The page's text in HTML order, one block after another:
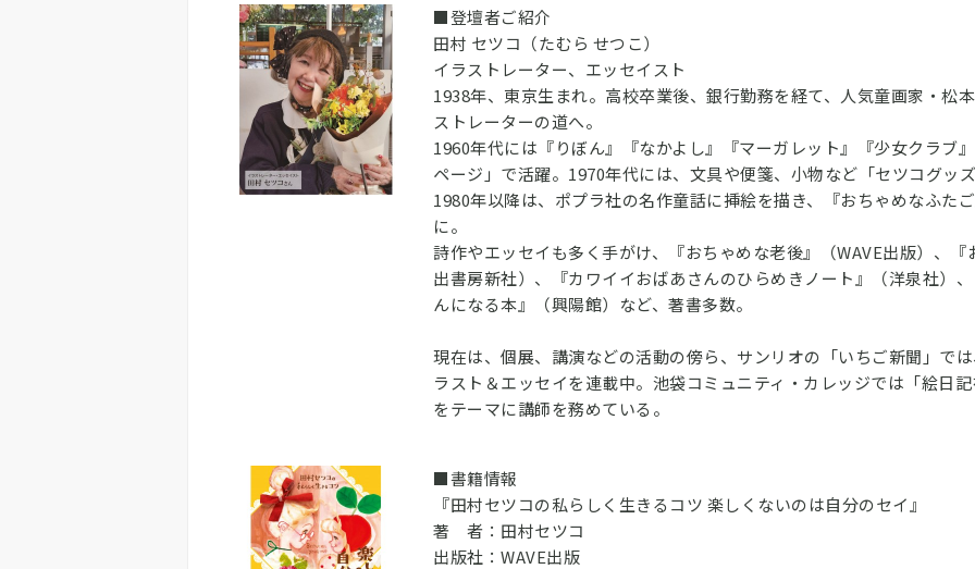
■登壇者ご紹介
田村 セツコ（たむら せつこ）
イラストレーター、エッセイスト
1938年、東京生まれ。高校卒業後、銀行勤務を経て、人気童画家・松
ストレーターの道へ。
1960年代には『りぼん』『なかよし』『マーガレット』『少女クラブ
ページ」で活躍。1970年代には、文具や便箋、小物など「セツコグッ
1980年以降は、ポプラ社の名作童話に挿絵を描き、『おちゃめなふた
に。
詩作やエッセイも多く手がけ、『おちゃめな老後』（WAVE出版）、
出書房新社）、『カワイイおばあさんのひらめきノート』（洋泉社）
んになる本』（興陽館）など、著書多数。
現在は、個展、講演などの活動の傍ら、サンリオの「いちご新聞」で
ラスト＆エッセイを連載中。池袋コミュニティ・カレッジでは「絵日記
をテーマに講師を務めている。
■書籍情報
『田村セツコの私らしく生きるコツ 楽しくないのは自分のセイ』
著 者：田村セツコ
出版社：WAVE出版